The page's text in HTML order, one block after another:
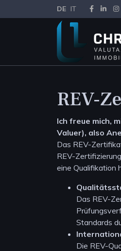
DE IT
REV-
Ich freue mich,
Valuer), also
Das REV-
REV-
eine Qualifikation
Das REV-
Standards
Die REV-